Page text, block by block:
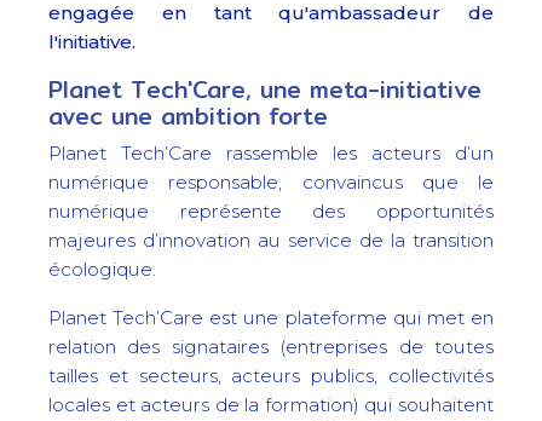
engagée en tant qu'ambassadeur de
l'initiative.
Planet Tech'Care, une meta-initiative
avec une ambition forte
Planet Tech’Care rassemble les acteurs d’un
numérique responsable, convaincus que le
numérique représente des opportunités
majeures d’innovation au service de la transition
écologique.
Planet Tech’Care est une plateforme qui met en
relation des signataires (entreprises de toutes
tailles et secteurs, acteurs publics, collectivités
locales et acteurs de la formation) qui souhaitent